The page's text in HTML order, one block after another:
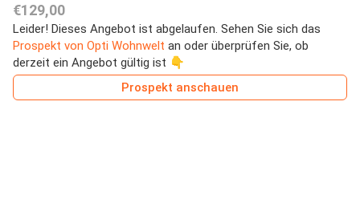
€129,00
Leider! Dieses Angebot ist abgelaufen. Sehen Sie sich das
Prospekt von Opti Wohnwelt an oder überprüfen Sie, ob
derzeit ein Angebot gültig ist 👇
Prospekt anschauen